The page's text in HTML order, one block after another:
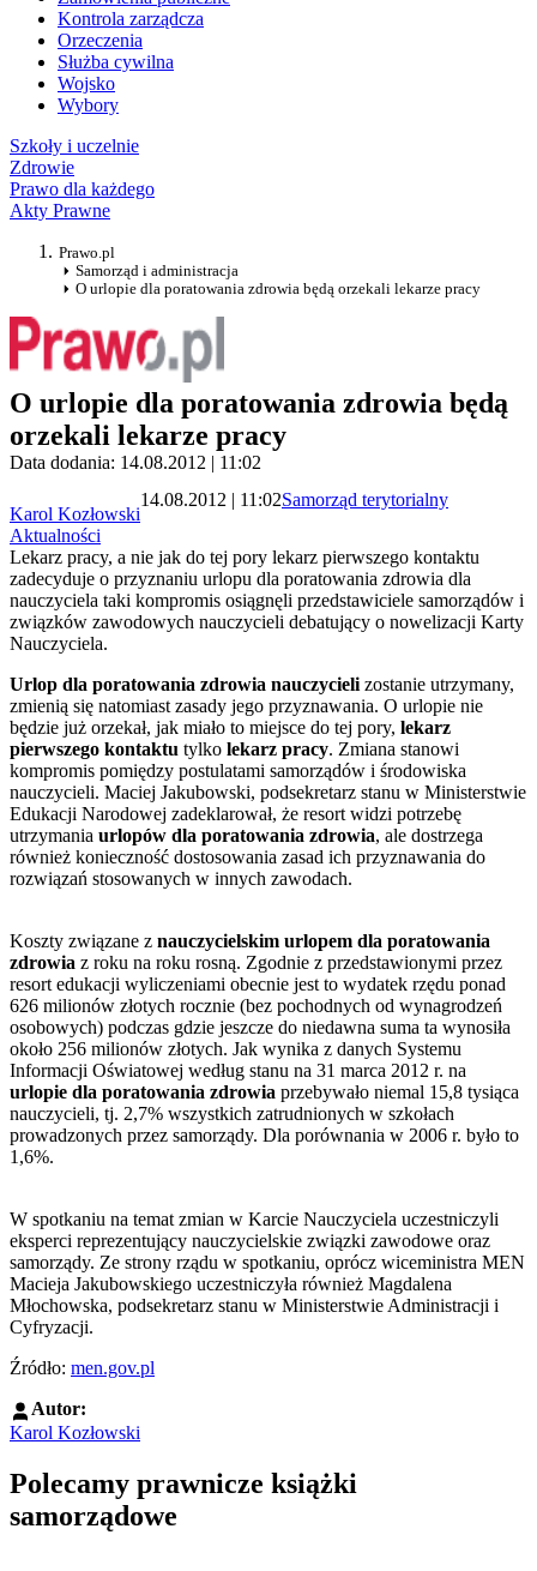
Kontrola zarządcza
Orzeczenia
Służba cywilna
Wojsko
Wybory
Szkoły i uczelnie
Zdrowie
Prawo dla każdego
Akty Prawne
Prawo.pl
Samorząd i administracja
O urlopie dla poratowania zdrowia będą orzekali lekarze pracy
O urlopie dla poratowania zdrowia będą
orzekali lekarze pracy
Data dodania: 14.08.2012 | 11:02
Karol Kozłowski
14.08.2012 | 11:02Samorząd terytorialny
Aktualności
Lekarz pracy, a nie jak do tej pory lekarz pierwszego kontaktu
zadecyduje o przyznaniu urlopu dla poratowania zdrowia dla
nauczyciela taki kompromis osiągnęli przedstawiciele samorządów i
związków zawodowych nauczycieli debatujący o nowelizacji Karty
Nauczyciela.
Urlop dla poratowania zdrowia nauczycielizostanie utrzymany,
zmienią się natomiast zasady jego przyznawania. O urlopie nie
będzie już orzekał, jak miało to miejsce do tej pory, lekarz
pierwszego kontaktu tylko lekarz pracy. Zmiana stanowi
kompromis pomiędzy postulatami samorządów i środowiska
nauczycieli. Maciej Jakubowski, podsekretarz stanu w Ministerstwie
Edukacji Narodowej zadeklarował, że resort widzi potrzebę
utrzymania urlopów dla poratowania zdrowia, ale dostrzega
również konieczność dostosowania zasad ich przyznawania do
rozwiązań stosowanych w innych zawodach.
Koszty związane z nauczycielskim urlopem dla poratowania
zdrowia z roku na roku rosną. Zgodnie z przedstawionymi przez
resort edukacji wyliczeniami obecnie jest to wydatek rzędu ponad
626 milionów złotych rocznie (bez pochodnych od wynagrodzeń
osobowych) podczas gdzie jeszcze do niedawna suma ta wynosiła
około 256 milionów złotych. Jak wynika z danych Systemu
Informacji Oświatowej według stanu na 31 marca 2012 r. na
urlopie dla poratowania zdrowia przebywało niemal 15,8 tysiąca
nauczycieli, tj. 2,7% wszystkich zatrudnionych w szkołach
prowadzonych przez samorządy. Dla porównania w 2006 r. było to
1,6%.
W spotkaniu na temat zmian w Karcie Nauczyciela uczestniczyli
eksperci reprezentujący nauczycielskie związki zawodowe oraz
samorządy. Ze strony rządu w spotkaniu, oprócz wiceministra MEN
Macieja Jakubowskiego uczestniczyła również Magdalena
Młochowska, podsekretarz stanu w Ministerstwie Administracji i
Cyfryzacji.
Źródło: men.gov.pl
Autor:
Karol Kozłowski
Polecamy prawnicze książki
samorządowe